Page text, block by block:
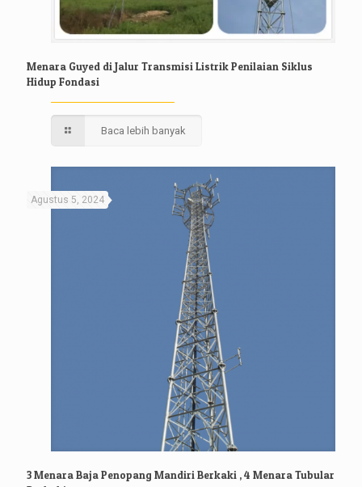
Menara Guyed di Jalur Transmisi Listrik Penilaian Siklus
Hidup Fondasi
Baca lebih banyak
Agustus 5, 2024
3 Menara Baja Penopang Mandiri Berkaki , 4 Menara Tubular